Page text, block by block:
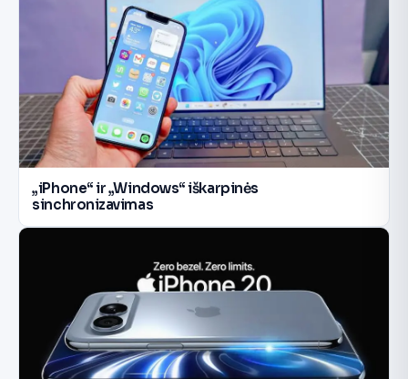
„iPhone“ ir „Windows“ iškarpinės
sinchronizavimas